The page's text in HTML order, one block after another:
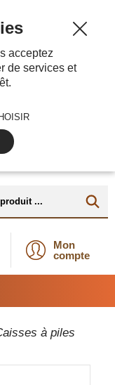
Mon
compte
à piles
acceptez
de services et